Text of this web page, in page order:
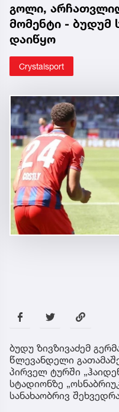
გოლი,
მომენტი - ბუდუმ
დაიწყო
Crystalsport
ბუდუ ზივზივაძემ
წლევანდელი
პირველ ტურში
სტადიონზე
სანახაობრივ